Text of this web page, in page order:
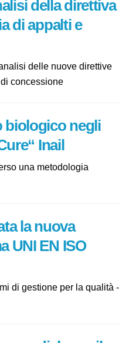
della
in materia di
delle nuove
biologico negli
Inail
una metodologia
la nuova
UNI EN ISO
di gestione per la qualità